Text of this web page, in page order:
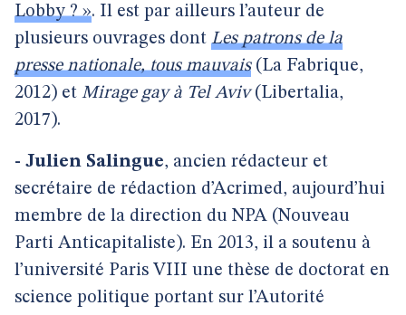
Lobby ? ». Il est par ailleurs l’auteur de
plusieurs ouvrages dont Les patrons de la
presse nationale, tous mauvais(La Fabrique,
2012) et Mirage gay à Tel Aviv(Libertalia,
2017).
- Julien Salingue, ancien rédacteur et
secrétaire de rédaction d’Acrimed, aujourd’hui
membre de la direction du NPA (Nouveau
Parti Anticapitaliste). En 2013, il a soutenu à
l’université Paris VIII une thèse de doctorat en
science politique portant sur l’Autorité